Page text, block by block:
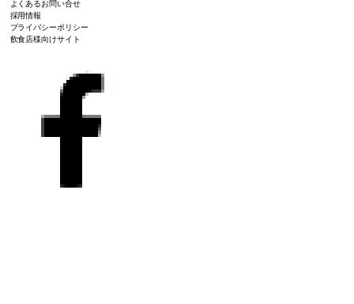
よくあるお問い合せ
採用情報
プライバシーポリシー
飲食店様向けサイト